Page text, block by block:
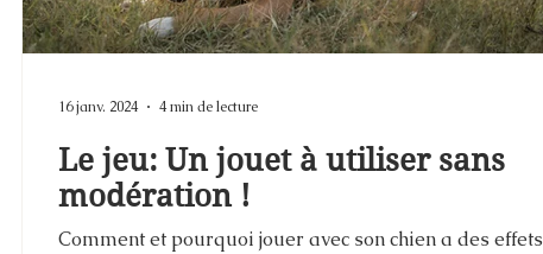
Le jeu: Un jouet à utiliser sans
modération !
Comment et pourquoi jouer avec son chien a des effets
16 janv. 2024 4 min de lecture